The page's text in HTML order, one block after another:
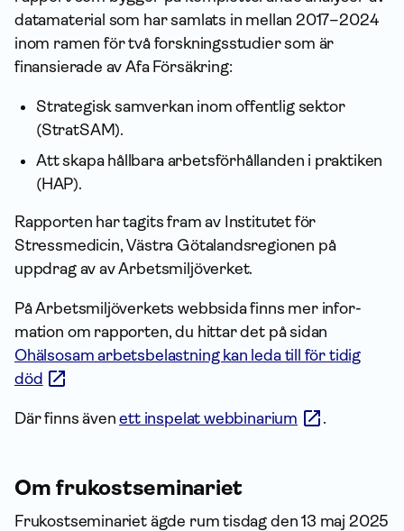
datamaterial som har samlats in mellan 2017–2024
inom ramen för två forskningsstudier som är
finansierade av Afa För­säkring:
Strategisk samverkan inom offentlig sektor
(StratSAM).
Att skapa hållbara arbetsförhållanden i praktiken
(HAP).
Rapporten har tagits fram av Institutet för
Stressmedicin, Västra Götalandsregionen på
uppdrag av av Arbetsmiljöverket.
På Arbetsmiljöverkets webbsida finns mer infor­
mation om rapporten, du hittar det på sidan
Ohälsosam arbetsbelastning kan leda till för tidig
död
Där finns ävenett inspelat webbinarium .
Om frukostseminariet
Frukostseminariet ägde rum tisdag den 13 maj 2025